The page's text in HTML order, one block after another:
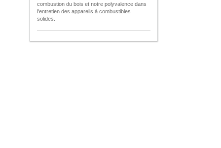
combustion du bois et notre polyvalence dans
l'entretien des appareils à combustibles
solides.